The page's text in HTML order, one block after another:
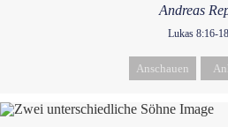
Andreas
Lukas 8:16-18
Anschauen